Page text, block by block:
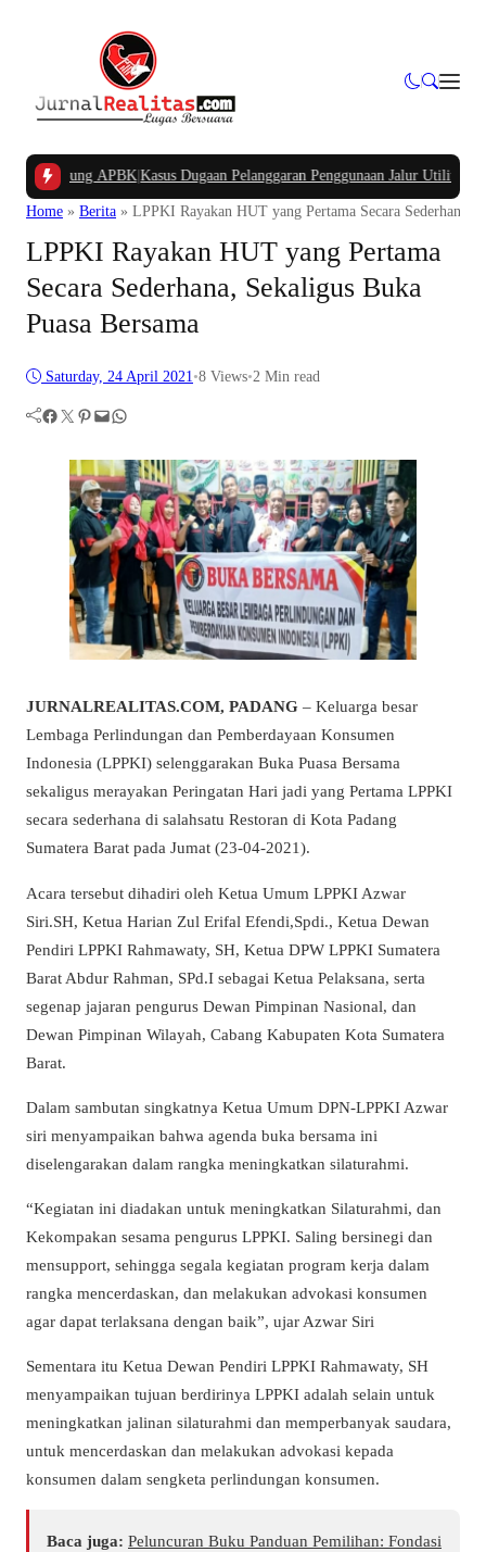
Kasus Dugaan Pelanggaran Penggunaan Jalur Utilitas Jababeka Resmi
Home » Berita » LPPKI Rayakan HUT yang Pertama Secara Sederhana,
LPPKI Rayakan HUT yang Pertama
Secara Sederhana, Sekaligus Buka
Puasa Bersama
Saturday, 24 April 2021•8 Views•2 Min read
Facebook Twitter Pinterest Mail WhatsApp
JURNALREALITAS.COM, PADANG – Keluarga besar
Lembaga Perlindungan dan Pemberdayaan Konsumen
Indonesia (LPPKI) selenggarakan Buka Puasa Bersama
sekaligus merayakan Peringatan Hari jadi yang Pertama LPPKI
secara sederhana di salahsatu Restoran di Kota Padang
Sumatera Barat pada Jumat (23-04-2021).
Acara tersebut dihadiri oleh Ketua Umum LPPKI Azwar
Siri.SH, Ketua Harian Zul Erifal Efendi,Spdi., Ketua Dewan
Pendiri LPPKI Rahmawaty, SH, Ketua DPW LPPKI Sumatera
Barat Abdur Rahman, SPd.I sebagai Ketua Pelaksana, serta
segenap jajaran pengurus Dewan Pimpinan Nasional, dan
Dewan Pimpinan Wilayah, Cabang Kabupaten Kota Sumatera
Barat.
Dalam sambutan singkatnya Ketua Umum DPN-LPPKI Azwar
siri menyampaikan bahwa agenda buka bersama ini
diselengarakan dalam rangka meningkatkan silaturahmi.
“Kegiatan ini diadakan untuk meningkatkan Silaturahmi, dan
Kekompakan sesama pengurus LPPKI. Saling bersinegi dan
mensupport, sehingga segala kegiatan program kerja dalam
rangka mencerdaskan, dan melakukan advokasi konsumen
agar dapat terlaksana dengan baik”, ujar Azwar Siri
Sementara itu Ketua Dewan Pendiri LPPKI Rahmawaty, SH
menyampaikan tujuan berdirinya LPPKI adalah selain untuk
meningkatkan jalinan silaturahmi dan memperbanyak saudara,
untuk mencerdaskan dan melakukan advokasi kepada
konsumen dalam sengketa perlindungan konsumen.
Baca juga: Peluncuran Buku Panduan Pemilihan: Fondasi